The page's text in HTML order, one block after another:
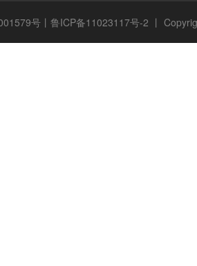
号 丨 鲁ICP备11023117号-2 丨